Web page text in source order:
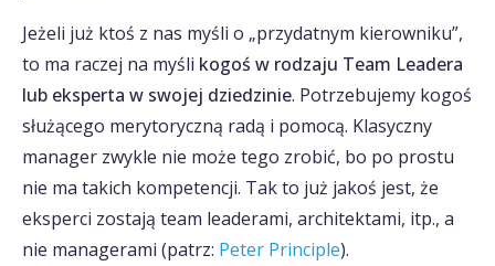
Jeżeli już ktoś z nas myśli o „przydatnym kierowniku”,
to ma raczej na myśli kogoś w rodzaju Team Leadera
lub eksperta w swojej dziedzinie. Potrzebujemy kogoś
służącego merytoryczną radą i pomocą. Klasyczny
manager zwykle nie może tego zrobić, bo po prostu
nie ma takich kompetencji. Tak to już jakoś jest, że
eksperci zostają team leaderami, architektami, itp., a
nie managerami (patrz: Peter Principle).